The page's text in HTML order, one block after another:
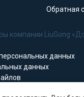
Обратная
компании LiuGong
данных
данных